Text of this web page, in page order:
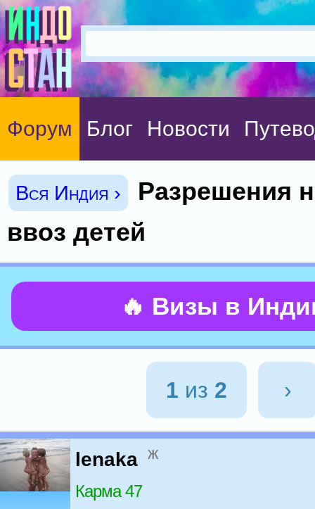
Форум Блог Новости
Вся Индия ›
Разрешения
ввоз детей
🔥 Визы в
1 из 2 ›
lenaka ж
Карма 47